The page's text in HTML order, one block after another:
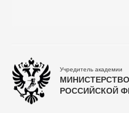
Учредитель академии
РОССИЙСКОЙ